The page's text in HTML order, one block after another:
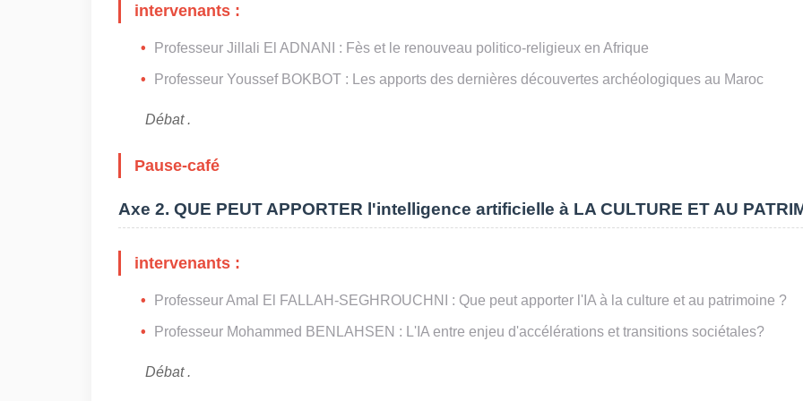
intervenants :
Professeur Jillali El ADNANI : Fès et le renouveau politico-religieux en Afrique
Professeur Youssef BOKBOT : Les apports des dernières découvertes archéologiques au Maroc
Débat .
Pause-café
Axe 2. QUE PEUT APPORTER l'intelligence artificielle à LA CULTURE ET AU
intervenants :
Professeur Amal El FALLAH-SEGHROUCHNI : Que peut apporter l'IA à la culture et au patrimoine ?
Professeur Mohammed BENLAHSEN : L'IA entre enjeu d'accélérations et transitions sociétales?
Débat .